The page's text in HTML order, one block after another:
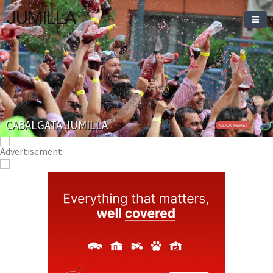
JUMILLA
CABALGATA JUMILLA CLICK HERE!